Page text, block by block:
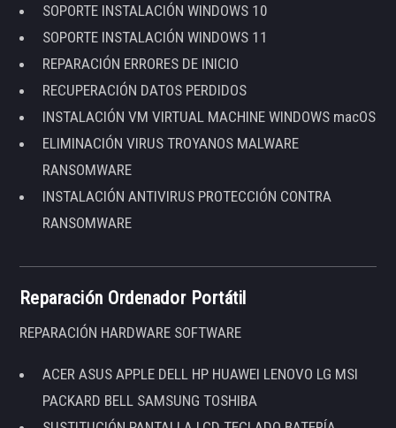
SOPORTE INSTALACIÓN WINDOWS 10
SOPORTE INSTALACIÓN WINDOWS 11
REPARACIÓN ERRORES DE INICIO
RECUPERACIÓN DATOS PERDIDOS
INSTALACIÓN VM VIRTUAL MACHINE WINDOWS macOS
ELIMINACIÓN VIRUS TROYANOS MALWARE
RANSOMWARE
INSTALACIÓN ANTIVIRUS PROTECCIÓN CONTRA
RANSOMWARE
Reparación Ordenador Portátil
REPARACIÓN HARDWARE SOFTWARE
ACER ASUS APPLE DELL HP HUAWEI LENOVO LG MSI
PACKARD BELL SAMSUNG TOSHIBA